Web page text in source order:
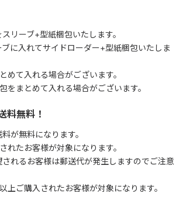
リーブ+型紙梱包いたします。
に入れてサイドローダー+型紙梱包いたしま
めて入れる場合がございます。
をまとめて入れる場合がございます。
料無料！
が無料になります。
れたお客様が対象になります。
れるお客様は郵送代が発生しますのでご注意
上ご購入されたお客様が対象になります。